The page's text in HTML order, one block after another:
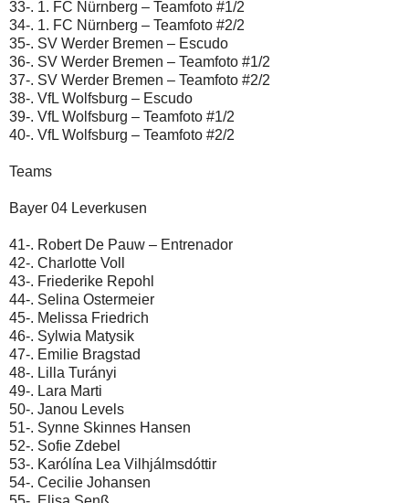
33-. 1. FC Nürnberg – Teamfoto #1/2
34-. 1. FC Nürnberg – Teamfoto #2/2
35-. SV Werder Bremen – Escudo
36-. SV Werder Bremen – Teamfoto #1/2
37-. SV Werder Bremen – Teamfoto #2/2
38-. VfL Wolfsburg – Escudo
39-. VfL Wolfsburg – Teamfoto #1/2
40-. VfL Wolfsburg – Teamfoto #2/2
Teams
Bayer 04 Leverkusen
41-. Robert De Pauw – Entrenador
42-. Charlotte Voll
43-. Friederike Repohl
44-. Selina Ostermeier
45-. Melissa Friedrich
46-. Sylwia Matysik
47-. Emilie Bragstad
48-. Lilla Turányi
49-. Lara Marti
50-. Janou Levels
51-. Synne Skinnes Hansen
52-. Sofie Zdebel
53-. Karólína Lea Vilhjálmsdóttir
54-. Cecilie Johansen